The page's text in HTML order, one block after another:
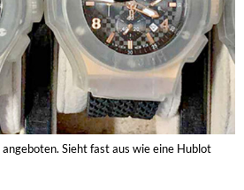
Sieht fast aus wie eine Hublot